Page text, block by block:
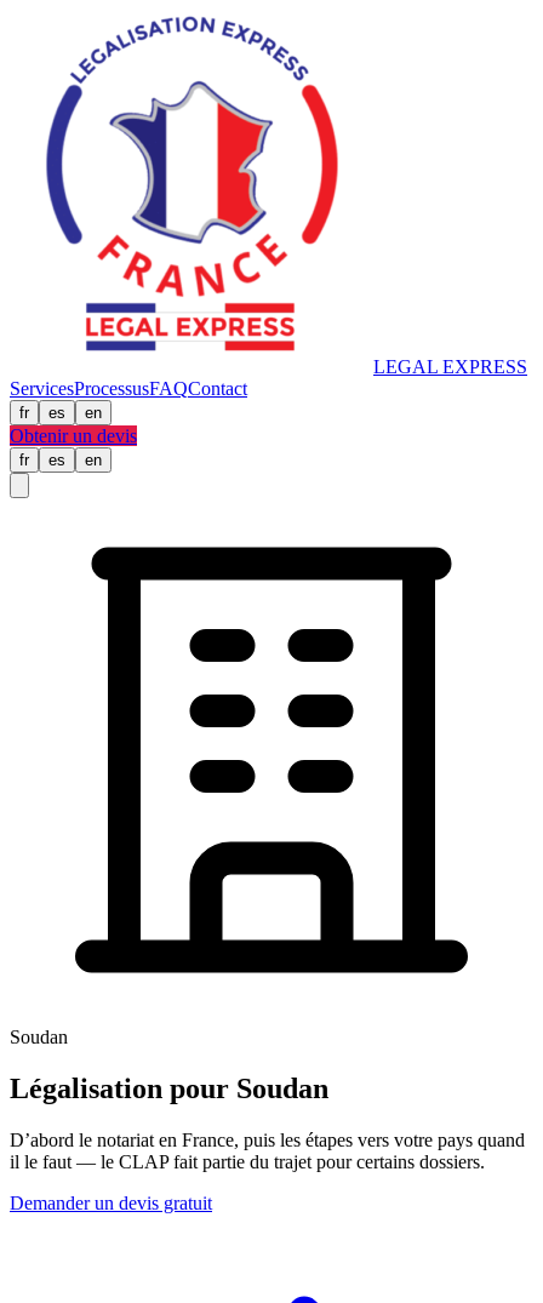
LEGAL EXPRESS
ServicesProcessusFAQContact
fr es en
Obtenir un devis
fr es en
Soudan
Légalisation pour Soudan
D’abord le notariat en France, puis les étapes vers votre pays quand
il le faut — le CLAP fait partie du trajet pour certains dossiers.
Demander un devis gratuit